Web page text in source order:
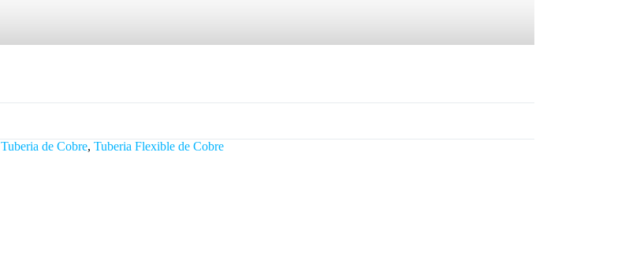
Tuberia de Cobre, Tuberia Flexible de Cobre